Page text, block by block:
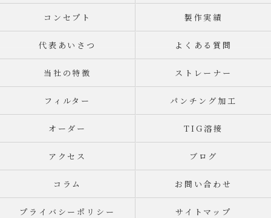
コンセプト 製作実績
代表あいさつ よくある質問
当社の特徴 ストレーナー
フィルター パンチング加工
オーダー TIG溶接
アクセス ブログ
コラム お問い合わせ
プライバシーポリシー サイトマップ